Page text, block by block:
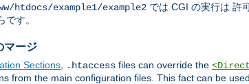
htdocs/example1/example2 では CGI の実行は 許
す。
マージ
Sections .htaccess files can override the
from the main configuration files. This fact can be